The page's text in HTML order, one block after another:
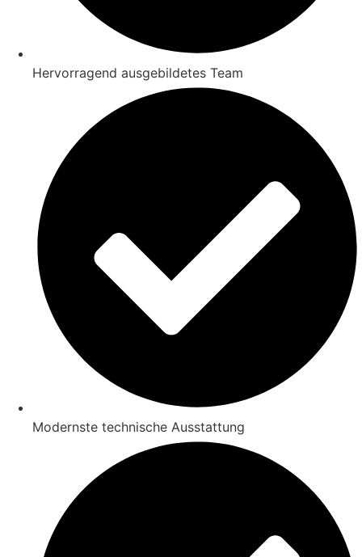
Hervorragend ausgebildetes Team
Modernste technische Ausstattung